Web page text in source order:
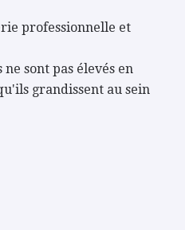
professionnelle et
sont pas élevés en
grandissent au sein